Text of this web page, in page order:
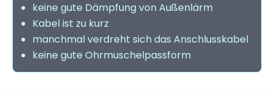
keine gute Dämpfung von Außenlärm
Kabel ist zu kurz
manchmal verdreht sich das Anschlusskabel
keine gute Ohrmuschelpassform